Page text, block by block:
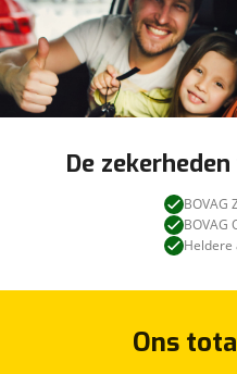
De
BOVAG
BOVAG
Heldere
Ons